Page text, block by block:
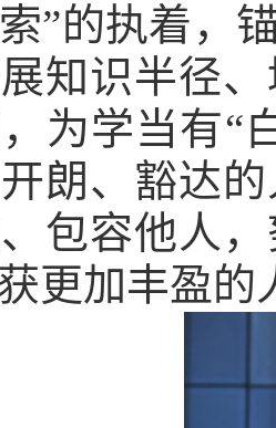
索”的执着，
知识半径
为学当有“
朗、豁达
包容他人
更加丰盈的